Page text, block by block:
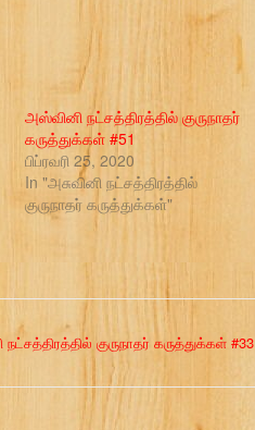
அஸ்வினி நட்சத்திரத்தில் குருநாதர்
கருத்துக்கள் #51
பிப்ரவரி 25, 2020
In "அசுவினி நட்சத்திரத்தில்
குருநாதர் கருத்துக்கள்"
குருநாதர் கருத்துக்கள் #33